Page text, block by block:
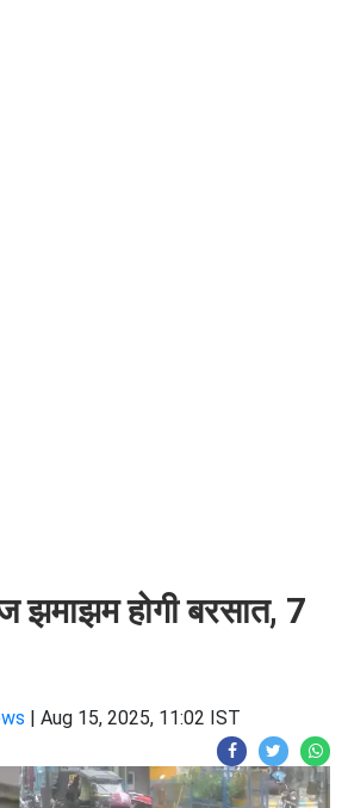
झमाझम होगी बरसात, 7
| Aug 15, 2025, 11:02 IST